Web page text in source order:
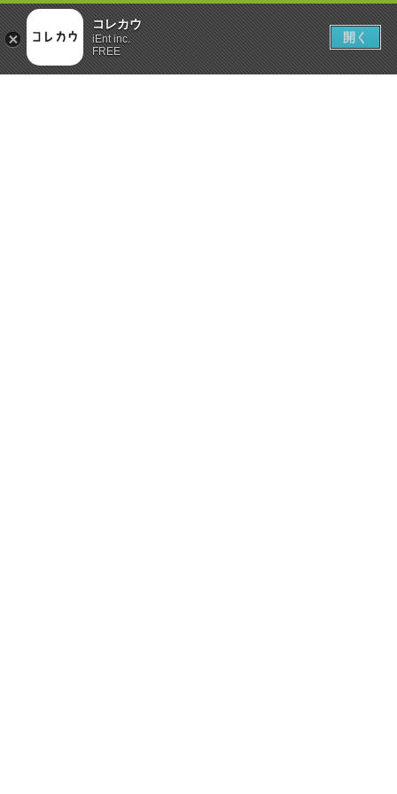
コレカウ
iEnt inc.
FREE
開く